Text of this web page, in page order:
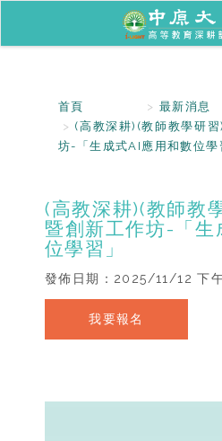
首頁 最新消息
(高教深耕)(教師教學研
坊-「生成式AI應用和數位學
(高教深耕)(教師教
暨創新工作坊-「生
位學習」
發佈日期： 2025/11/12 下
我要報名